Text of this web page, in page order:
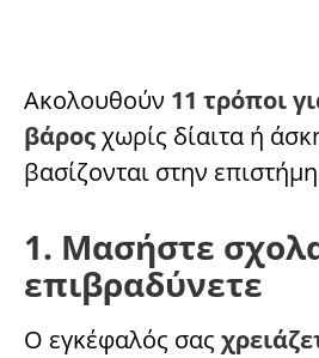
Ακολουθούν 11 τρόποι
βάροςχωρίς δίαιτα ή
βασίζονται στην
1. Μασήστε
επιβραδύνετε
Ο εγκέφαλός σας